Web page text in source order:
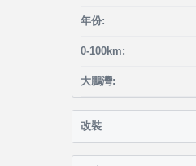
年份:
0-100km:
大鵬灣:
改裝